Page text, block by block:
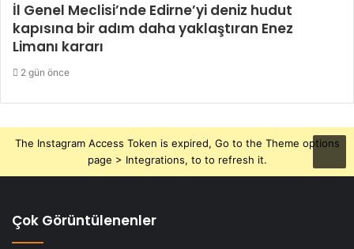
İl Genel Meclisi’nde Edirne’yi deniz hudut
kapısına bir adım daha yaklaştıran Enez
Limanı kararı
2 gün önce
The Instagram Access Token is expired, Go to the Theme options
page > Integrations, to to refresh it.
Çok Görüntülenenler